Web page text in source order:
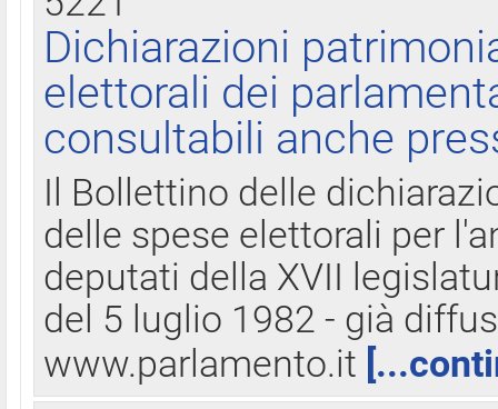
Dichiarazioni
elettorali dei
consultabili anche
Il Bollettino delle
delle spese elettorali per
deputati della XVII
del 5 luglio 1982 - già
www.parlamento.it